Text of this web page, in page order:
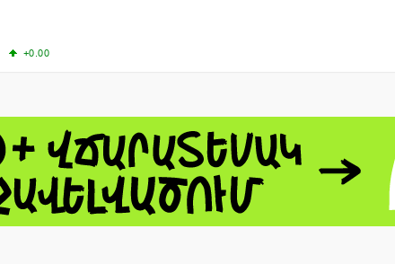
+0.00
- 13791.00
-0.12
+2.50
+1.43
1.1521
-0.23
- 1.3448
-0.08